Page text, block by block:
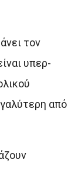
τον
υπερ-
από